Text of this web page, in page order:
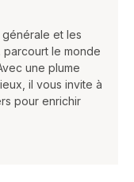
et les
le monde
une plume
il vous invite à
pour enrichir